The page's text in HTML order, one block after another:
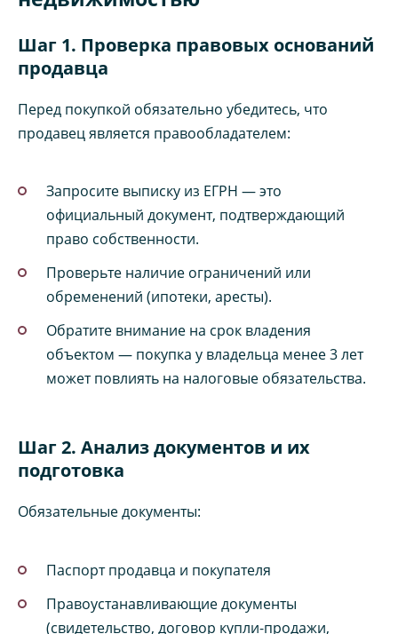
Шаг 1. Проверка правовых оснований
продавца
Перед покупкой обязательно убедитесь, что
продавец является правообладателем:
Запросите выписку из ЕГРН — это
официальный документ, подтверждающий
право собственности.
Проверьте наличие ограничений или
обременений (ипотеки, аресты).
Обратите внимание на срок владения
объектом — покупка у владельца менее 3 лет
может повлиять на налоговые обязательства.
Шаг 2. Анализ документов и их
подготовка
Обязательные документы:
Паспорт продавца и покупателя
Правоустанавливающие документы
(свидетельство, договор купли-продажи,